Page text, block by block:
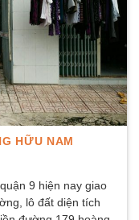
HỮU NAM
9 hiện nay giao
lô đất diện tích